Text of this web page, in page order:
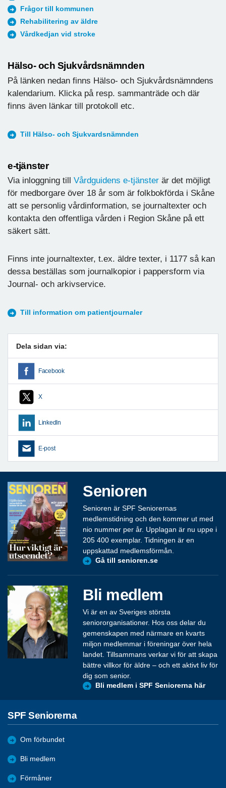
Frågor till kommunen
Rehabilitering av äldre
Vårdkedjan vid stroke
Hälso- och Sjukvårdsnämnden
På länken nedan finns Hälso- och Sjukvårdsnämndens
kalendarium. Klicka på resp. sammanträde och där
finns även länkar till protokoll etc.
Till Hälso- och Sjukvardsnämnden
e-tjänster
Via inloggning till Vårdguidens e-tjänster är det möjligt
för medborgare över 18 år som är folkbokförda i Skåne
att se personlig vårdinformation, se journaltexter och
kontakta den offentliga vården i Region Skåne på ett
säkert sätt.
Finns inte journaltexter, t.ex. äldre texter, i 1177 så kan
dessa beställas som journalkopior i pappersform via
Journal- och arkivservice.
Till information om patientjournaler
Dela sidan via:
Facebook
X
LinkedIn
E-post
Senioren
Senioren är SPF Seniorernas
medlemstidning och den kommer ut med
nio nummer per år. Upplagan är nu uppe i
205 400 exemplar. Tidningen är en
uppskattad medlemsförmån.
Gå till senioren.se
Bli medlem
Vi är en av Sveriges största
seniororganisationer. Hos oss delar du
gemenskapen med närmare en kvarts
miljon medlemmar i föreningar över hela
landet. Tillsammans verkar vi för att skapa
bättre villkor för äldre – och ett aktivt liv för
dig som senior.
Bli medlem i SPF Seniorerna här
SPF Seniorerna
Om förbundet
Bli medlem
Förmåner